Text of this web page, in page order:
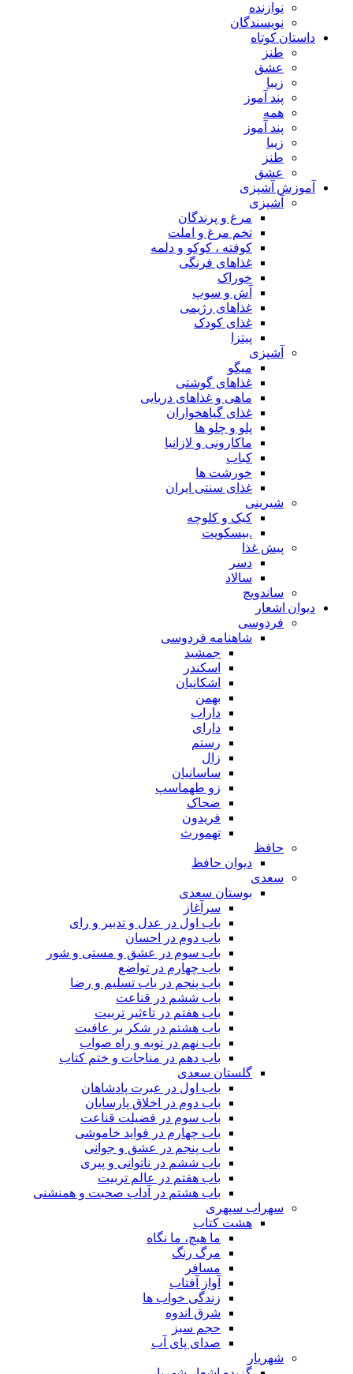
نوازنده
نویسندگان
داستان کوتاه
طنز
عشق
زیبا
پند آموز
همه
پند آموز
زیبا
طنز
عشق
آموزش آشپزی
آشپزی
مرغ و پرندگان
تخم مرغ و املت
کوفته ، کوکو و دلمه
غذاهای فرنگی
خوراک
آش و سوپ
غذاهای رژیمی
غذای کودک
پیتزا
آشپزی
میگو
غذاهای گوشتی
ماهی و غذاهای دریایی
غذای گیاهخواران
پلو و چلو ها
ماکارونی و لازانیا
کباب
خورشت ها
غذای سنتی ایران
شیرینی
کیک و کلوچه
.بیسکویت
پیش غذا
دسر
سالاد
ساندویچ
دیوان اشعار
فردوسی
شاهنامه فردوسی
جمشید
اسکندر
اشکانیان
بهمن
داراب
دارای
رستم
زال
ساسانیان
زو طهماسپ‏
ضحاک
فریدون
تهمورث
حافظ
دیوان حافظ
سعدی
بوستان سعدی
سرآغاز
باب اول در عدل و تدبیر و رای
باب دوم در احسان
باب سوم در عشق و مستی و شور
باب چهارم در تواضع
باب پنجم در باب تسلیم و رضا
باب ششم در قناعت
باب هفتم در تاءثیر تربیت
باب هشتم در شکر بر عافیت
باب نهم در توبه و راه صواب
باب دهم در مناجات و ختم کتاب
گلستان سعدی
باب اول در عبرت پادشاهان
باب دوم در اخلاق پارسایان
باب سوم در فضیلت قناعت
باب چهارم در فواید خاموشى
باب پنجم در عشق و جوانى
باب ششم در ناتوانى و پیرى
باب هفتم در عالم تربیت
باب هشتم در آداب صحبت و همنشنى
سهراب سپهری
هشت کتاب
ما هیچ، ما نگاه
مرگ رنگ
مسافر
آواز آفتاب
زندگی خواب ها
شرق اندوه
حجم سبز
صدای پای آب
شهریار